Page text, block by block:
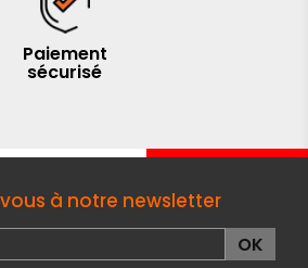
Paiement
sécurisé
à notre newsletter